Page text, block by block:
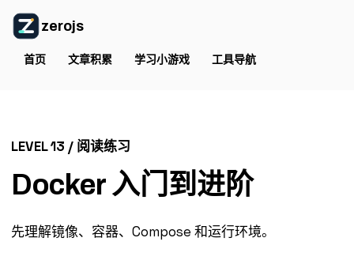
zerojs
首页 文章积累 学习小游戏 工具导航
LEVEL 13 / 阅读练习
Docker 入门到进阶
先理解镜像、容器、Compose 和运行环境。